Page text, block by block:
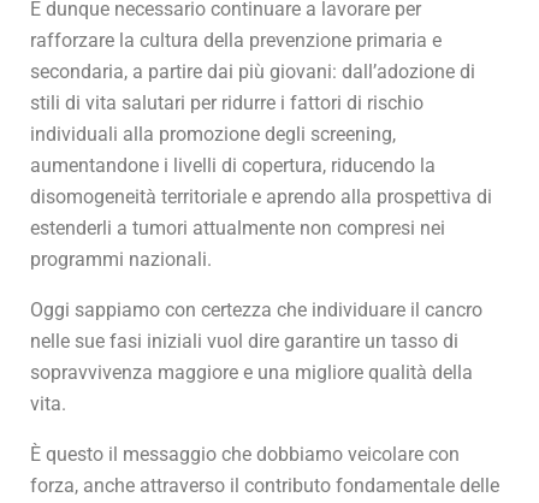
È dunque necessario continuare a lavorare per
rafforzare la cultura della prevenzione primaria e
secondaria, a partire dai più giovani: dall’adozione di
stili di vita salutari per ridurre i fattori di rischio
individuali alla promozione degli screening,
aumentandone i livelli di copertura, riducendo la
disomogeneità territoriale e aprendo alla prospettiva di
estenderli a tumori attualmente non compresi nei
programmi nazionali.
Oggi sappiamo con certezza che individuare il cancro
nelle sue fasi iniziali vuol dire garantire un tasso di
sopravvivenza maggiore e una migliore qualità della
vita.
È questo il messaggio che dobbiamo veicolare con
forza, anche attraverso il contributo fondamentale delle